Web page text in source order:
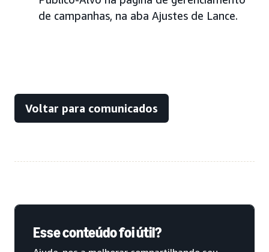
de campanhas, na aba Ajustes de Lance.
Voltar para comunicados
Esse conteúdo foi útil?